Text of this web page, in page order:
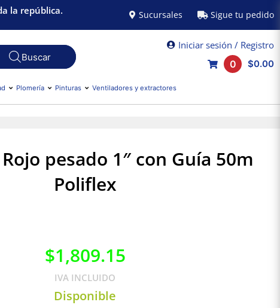
la república. Sucursales Sigue tu pedido
Iniciar sesión / Registro
0
$0.00
Plomería Pinturas Ventiladores y extractores
pesado 1″ con Guía 50m
Poliflex
$1,809.15
IVA INCLUIDO
Disponible